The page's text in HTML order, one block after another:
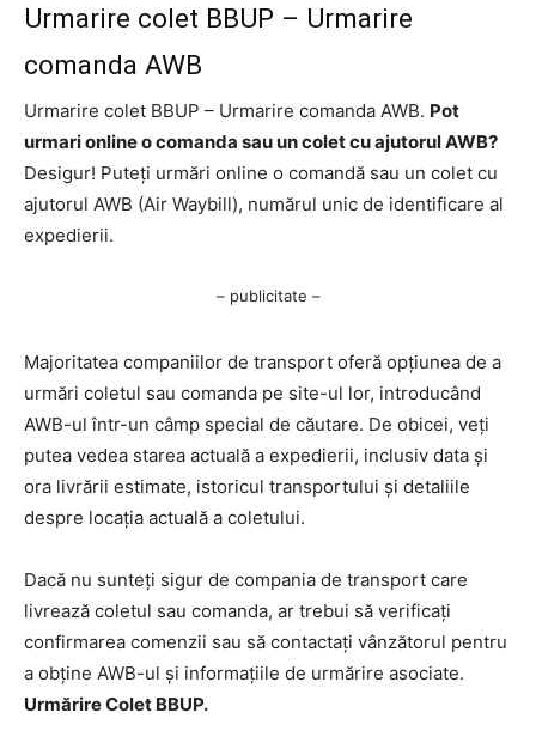
Urmarire colet BBUP – Urmarire
comanda AWB
Urmarire colet BBUP – Urmarire comanda AWB. Pot
urmari online o comanda sau un colet cu ajutorul AWB?
Desigur! Puteți urmări online o comandă sau un colet cu
ajutorul AWB (Air Waybill), numărul unic de identificare al
expedierii.
– publicitate –
Majoritatea companiilor de transport oferă opțiunea de a
urmări coletul sau comanda pe site-ul lor, introducând
AWB-ul într-un câmp special de căutare. De obicei, veți
putea vedea starea actuală a expedierii, inclusiv data și
ora livrării estimate, istoricul transportului și detaliile
despre locația actuală a coletului.
Dacă nu sunteți sigur de compania de transport care
livrează coletul sau comanda, ar trebui să verificați
confirmarea comenzii sau să contactați vânzătorul pentru
a obține AWB-ul și informațiile de urmărire asociate.
Urmărire Colet BBUP.